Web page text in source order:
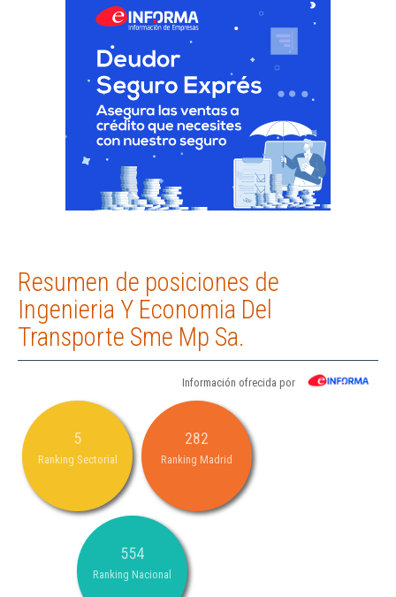
Resumen de posiciones de
Ingenieria Y Economia Del
Transporte Sme Mp Sa.
Información ofrecida por
5
Ranking Sectorial
282
Ranking Madrid
554
Ranking Nacional